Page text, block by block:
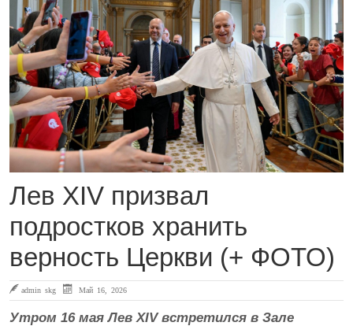
Лев XIV призвал
подростков хранить
верность Церкви (+ ФОТО)
admin skg Май 16, 2026
Утром 16 мая Лев XIV встретился в Зале